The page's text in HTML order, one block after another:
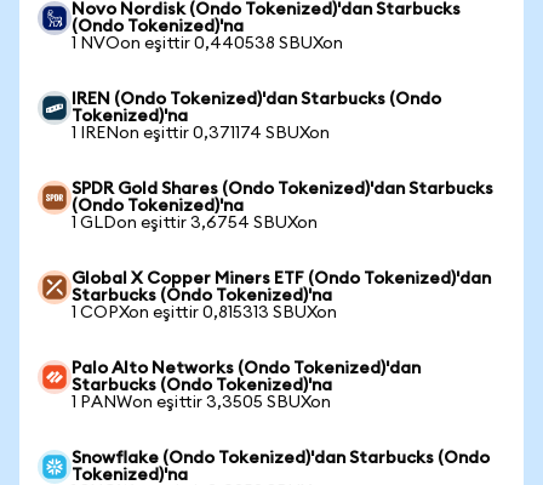
Novo Nordisk (Ondo Tokenized)'dan Starbucks
(Ondo Tokenized)'na
1 NVOon eşittir 0,440538 SBUXon
IREN (Ondo Tokenized)'dan Starbucks (Ondo
Tokenized)'na
1 IRENon eşittir 0,371174 SBUXon
SPDR Gold Shares (Ondo Tokenized)'dan Starbucks
(Ondo Tokenized)'na
1 GLDon eşittir 3,6754 SBUXon
Global X Copper Miners ETF (Ondo Tokenized)'dan
Starbucks (Ondo Tokenized)'na
1 COPXon eşittir 0,815313 SBUXon
Palo Alto Networks (Ondo Tokenized)'dan
Starbucks (Ondo Tokenized)'na
1 PANWon eşittir 3,3505 SBUXon
Snowflake (Ondo Tokenized)'dan Starbucks (Ondo
Tokenized)'na